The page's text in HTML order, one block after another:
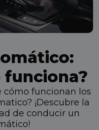
funciona?
cómo funcionan los
¡Descubre la
de conducir un